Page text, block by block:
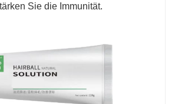
Sie die Immunität.